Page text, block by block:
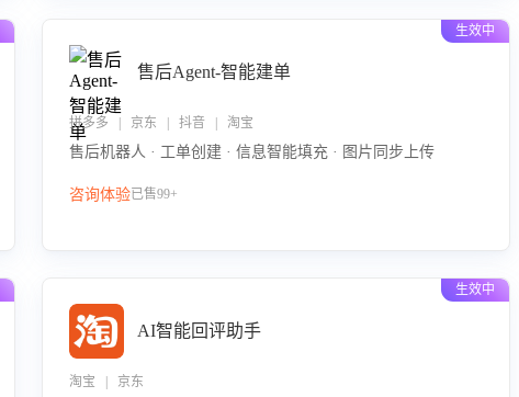
生效中
售后Agent-智能建单
拼多多 | 京东 | 抖音 | 淘宝
售后机器人 · 工单创建 · 信息智能填充 · 图片同步上传
咨询体验已售99+
生效中
AI智能回评助手
淘宝 | 京东